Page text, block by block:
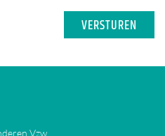
Vzw